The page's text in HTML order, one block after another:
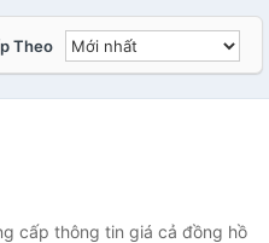
Theo
cấp thông tin giá cả đồng hồ